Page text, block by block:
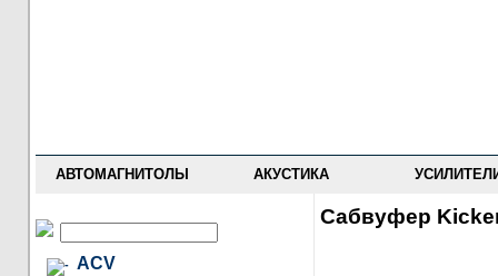
АВТОМАГНИТОЛЫ АКУСТИКА
ACV
Сабвуфер